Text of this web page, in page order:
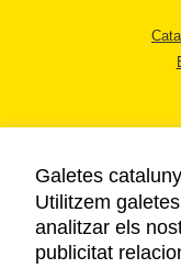
Galetes
Utilitzem
analitzar els
publicitat